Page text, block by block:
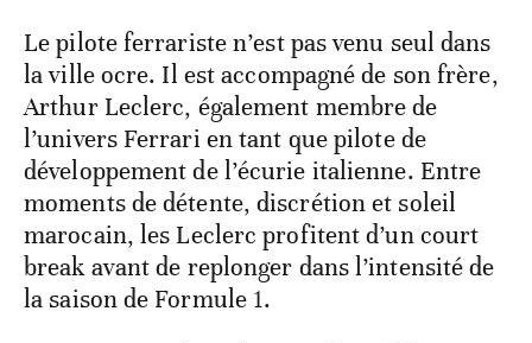
Le pilote ferrariste n’est pas venu seul dans
la ville ocre. Il est accompagné de son frère,
Arthur Leclerc, également membre de
l’univers Ferrari en tant que pilote de
développement de l’écurie italienne. Entre
moments de détente, discrétion et soleil
marocain, les Leclerc profitent d’un court
break avant de replonger dans l’intensité de
la saison de Formule 1.